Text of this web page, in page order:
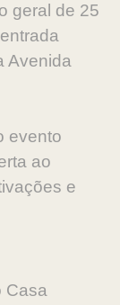
geral de 25
Avenida
evento
ao
e
Casa